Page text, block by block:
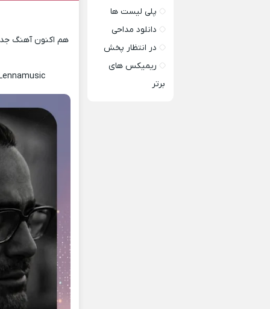
هم اکنون آهنگ
پلی لیست ها
دانلود مداحی
در انتظار پخش
ریمیکس های
برتر